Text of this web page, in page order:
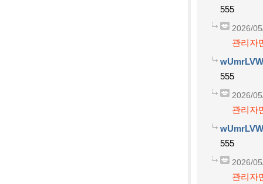
555
2026/
관리자
555
2026/
관리자
555
2026/
관리자